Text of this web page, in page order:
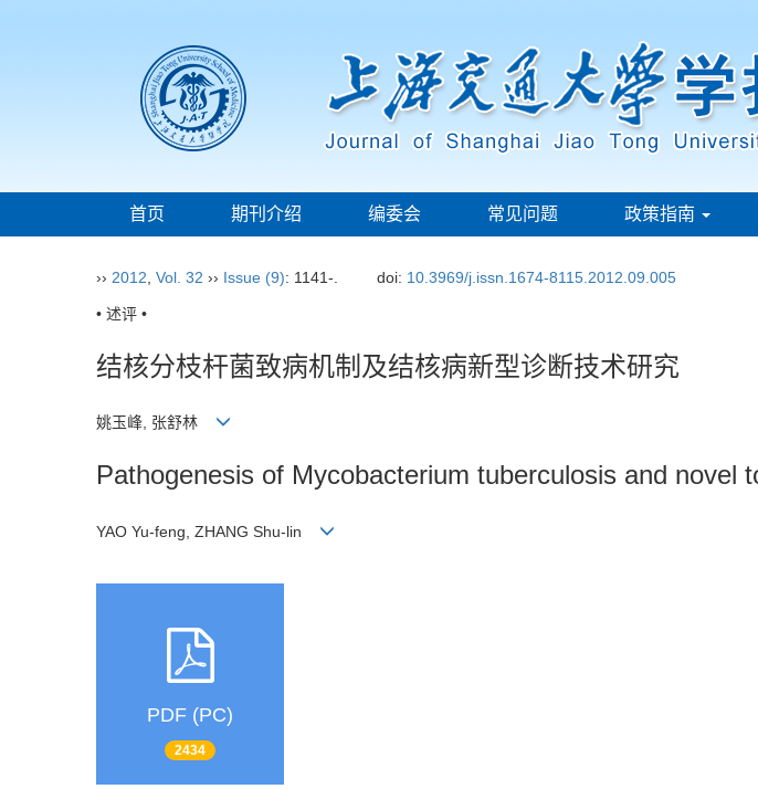
首页 期刊介绍 编委会 常见问题 政策指南
›› 2012 Vol. 32 ›› Issue (9): 1141-. doi: 10.3969/j.issn.1674-8115.2012.09.005
• 述评 •
结核分枝杆菌致病机制及结核病新型诊断技术研究
姚玉峰, 张舒林
Pathogenesis of Mycobacterium tuberculosis and novel
YAO Yu-feng, ZHANG Shu-lin
PDF (PC)
2434